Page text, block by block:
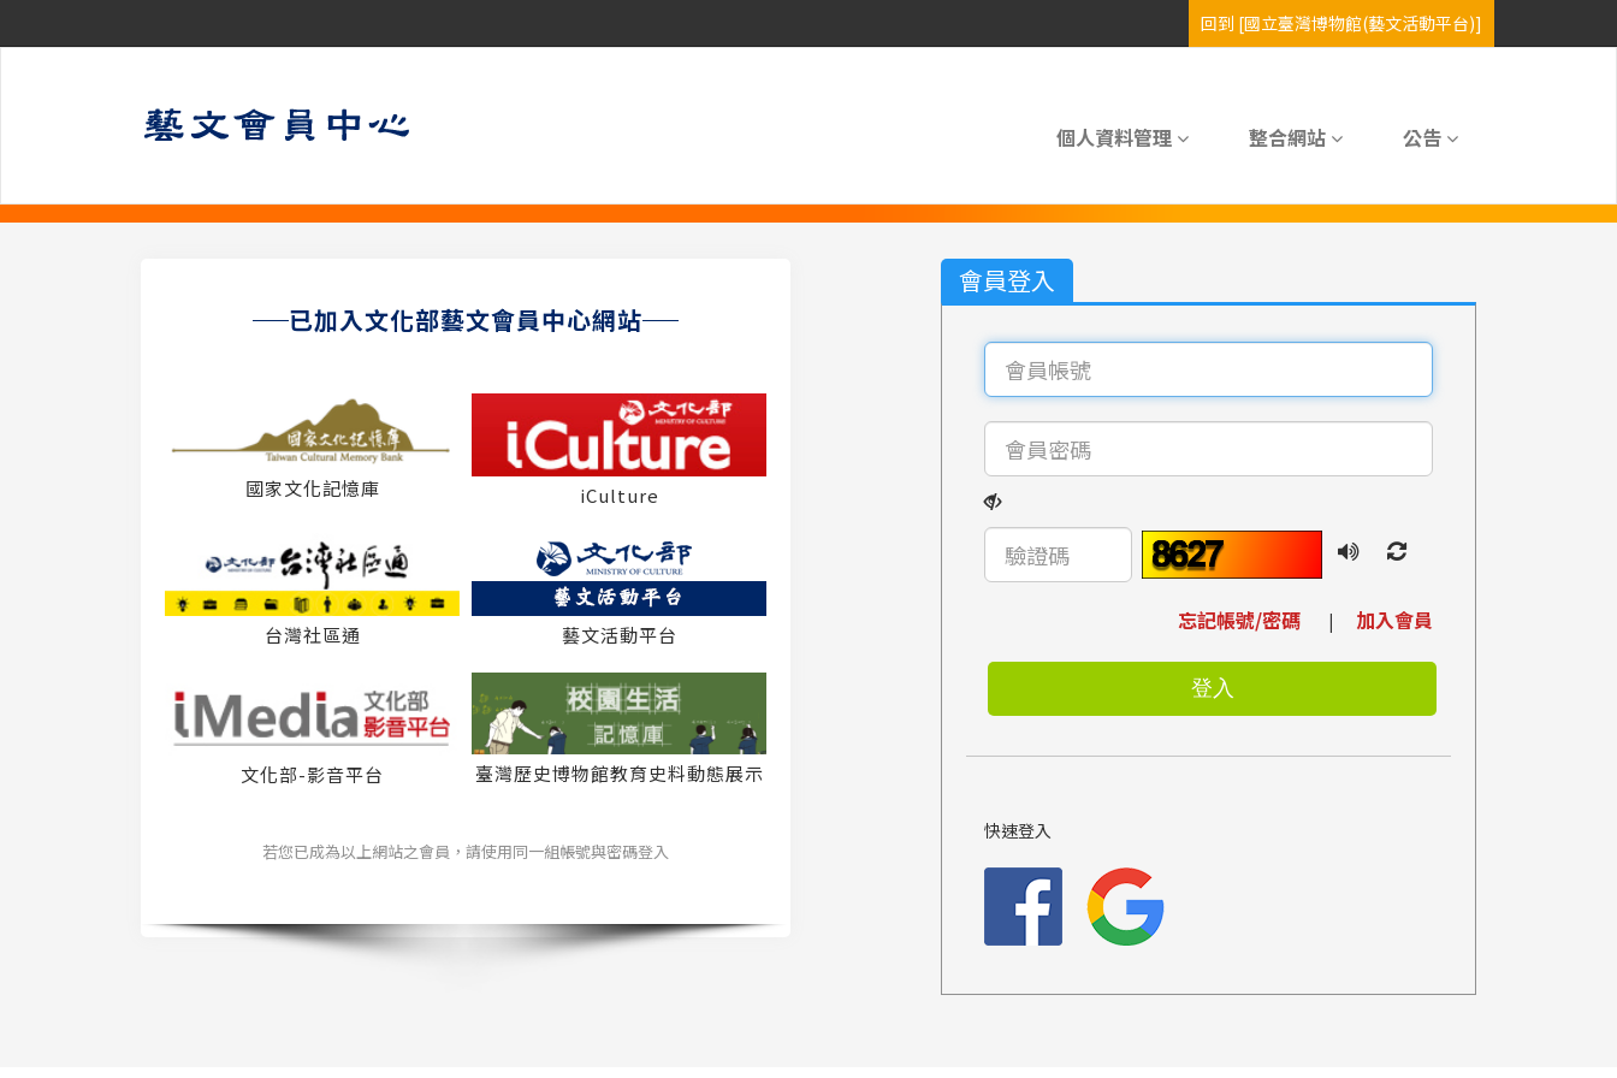
個人資料管理 整合網站 公告
會員登入
忘記帳號/密碼 | 加入會員
快速登入
已加入文化部藝文會員中心網站
國家文化記憶庫 iCulture
台灣社區通 藝文活動平台
文化部-影音平台
臺灣歷史博物館教育史料動態展示
若您已成為以上網站之會員，請使用同一組帳號與密碼登入